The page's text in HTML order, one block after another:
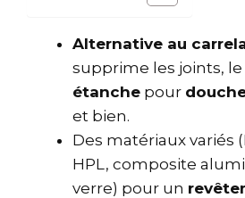
Alternative au
supprime les joints, le
étanche pour
et bien.
Des matériaux variés
HPL, composite
verre) pour un